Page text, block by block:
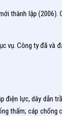
thành lập (2006).
vụ. Công ty đã và
điện lực, dây dẫn
thấm; cáp chống